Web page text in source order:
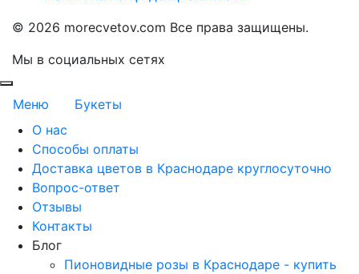
© 2026 morecvetov.com Все права защищены.
Мы в социальных сетях
Меню
Букеты
О нас
Способы оплаты
Доставка цветов в Краснодаре круглосуточно
Вопрос-ответ
Отзывы
Контакты
Блог
Пионовидные розы в Краснодаре - купить